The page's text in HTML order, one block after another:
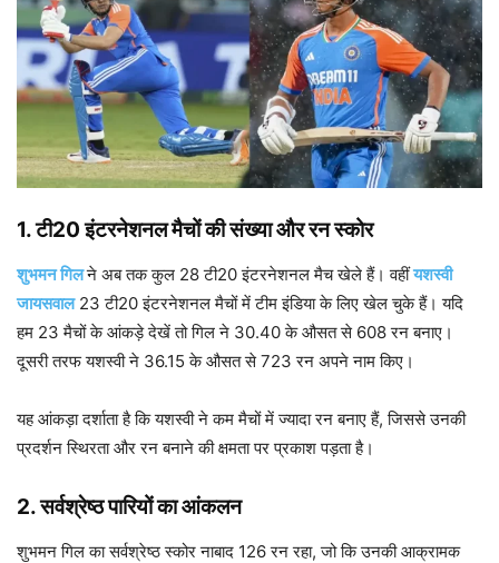
1.टी20 इंटरनेशनल मैचों की संख्या और रन स्कोर
शुभमन गिलने अब तक कुल 28 टी20 इंटरनेशनल मैच खेले हैं। वहींयशस्वी
जायसवाल23 टी20 इंटरनेशनल मैचों में टीम इंडिया के लिए खेल चुके हैं। यदि
हम 23 मैचों के आंकड़े देखें तो गिल ने 30.40 के औसत से 608 रन बनाए।
दूसरी तरफ यशस्वी ने 36.15 के औसत से 723 रन अपने नाम किए।
यह आंकड़ा दर्शाता है कि यशस्वी ने कम मैचों में ज्यादा रन बनाए हैं, जिससे उनकी
प्रदर्शन स्थिरता और रन बनाने की क्षमता पर प्रकाश पड़ता है।
2.सर्वश्रेष्ठ पारियों का आंकलन
शुभमन गिल का सर्वश्रेष्ठ स्कोर नाबाद 126 रन रहा, जो कि उनकी आक्रामक